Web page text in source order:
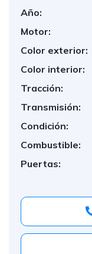
Año:
Motor:
Color exterior:
Color interior:
Tracción:
Transmisión:
Condición:
Combustible:
Puertas: